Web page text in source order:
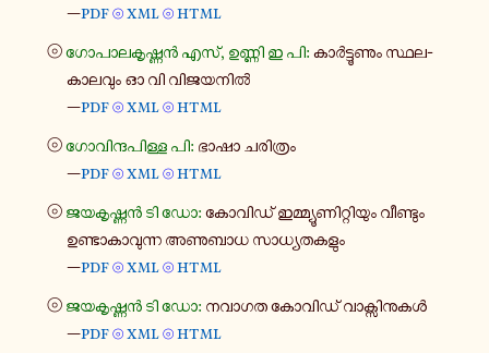
—pdf ⦾ xml ⦾ html
⦾ഗോ​പാ​ല​കൃ​ഷ്ണൻ എസ്, ഉണ്ണി ഇ പി: കാർ​ട്ടൂ​ണും സ്ഥല-​
കാലവും ഓ വി വി​ജ​യ​നിൽ
—pdf ⦾ xml ⦾ html
⦾ഗോ​വി​ന്ദ​പി​ള്ള പി: ഭാഷാ ചരി​ത്രം
—pdf ⦾ xml ⦾ html
⦾ ജയ​കൃ​ഷ്ണൻ ടി ഡോ: കോ​വി​ഡ് ഇമ്മ്യൂ​ണി​റ്റി​യും വീ​ണ്ടും
ഉണ്ടാ​കാ​വു​ന്ന അണു​ബാധ സാ​ധ്യ​ത​ക​ളും
—pdf ⦾ xml ⦾ html
⦾ ജയ​കൃ​ഷ്ണൻ ടി ഡോ: നവാഗത കോ​വി​ഡ് വാ​ക്സി​നു​കൾ
—pdf ⦾ xml ⦾ html